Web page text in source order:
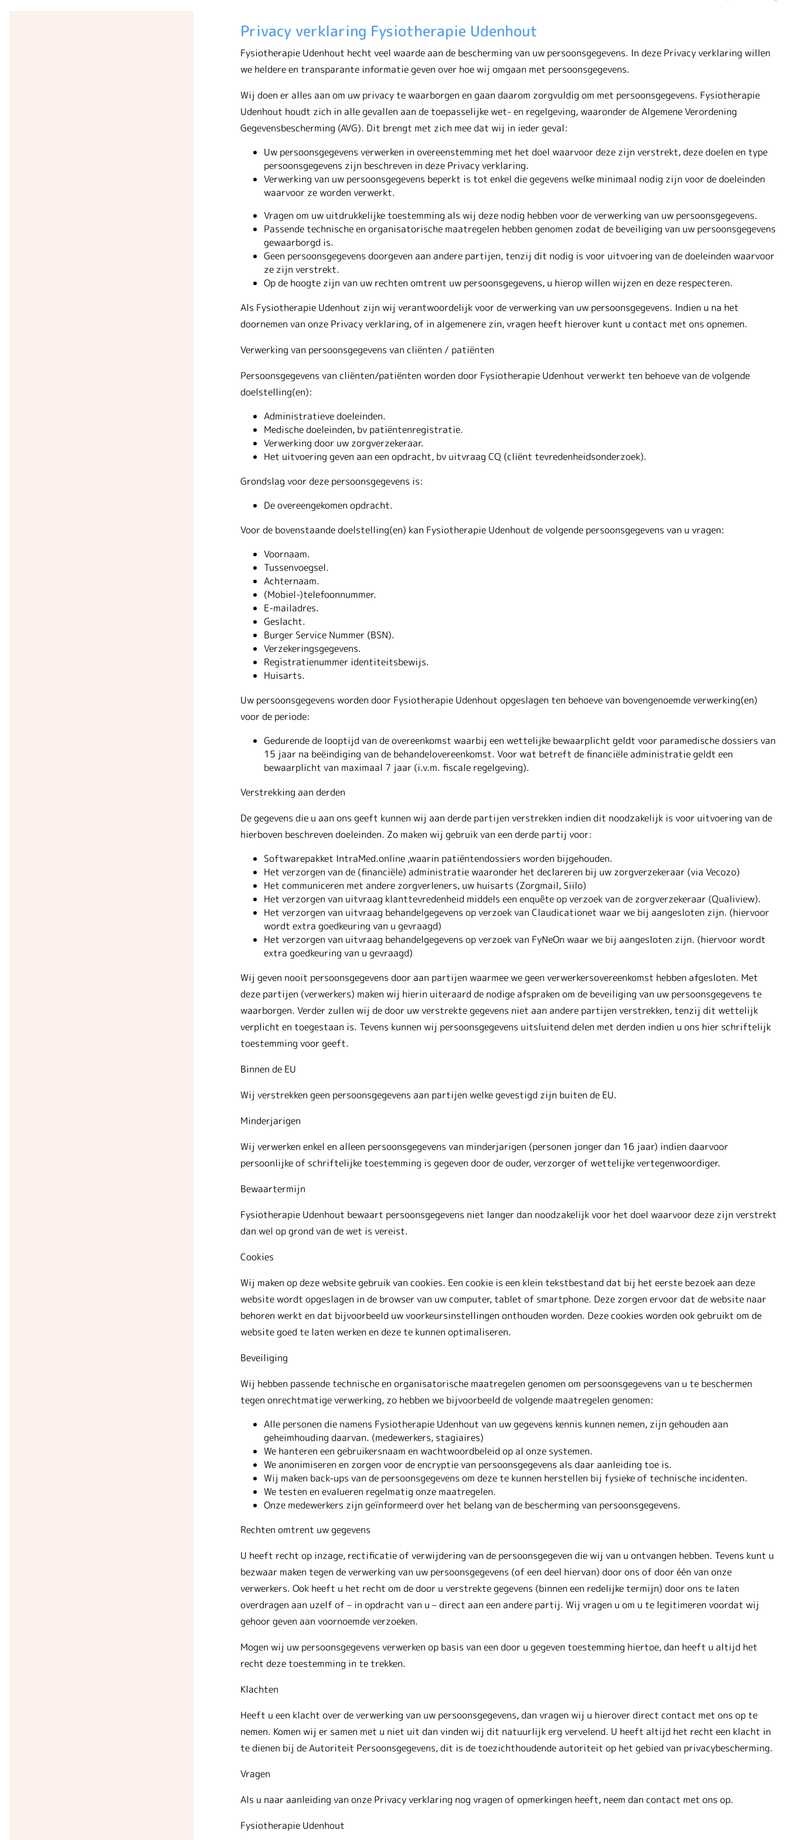
Privacy verklaring Fysiotherapie Udenhout
Fysiotherapie Udenhout hecht veel waarde aan de bescherming van uw persoonsgegevens. In deze Privacy verklaring willen
we heldere en transparante informatie geven over hoe wij omgaan met persoonsgegevens.
Wij doen er alles aan om uw privacy te waarborgen en gaan daarom zorgvuldig om met persoonsgegevens. Fysiotherapie
Udenhout houdt zich in alle gevallen aan de toepasselijke wet- en regelgeving, waaronder de Algemene Verordening
Gegevensbescherming (AVG). Dit brengt met zich mee dat wij in ieder geval:
Uw persoonsgegevens verwerken in overeenstemming met het doel waarvoor deze zijn verstrekt, deze doelen en type
persoonsgegevens zijn beschreven in deze Privacy verklaring.
Verwerking van uw persoonsgegevens beperkt is tot enkel die gegevens welke minimaal nodig zijn voor de doeleinden
waarvoor ze worden verwerkt.
Vragen om uw uitdrukkelijke toestemming als wij deze nodig hebben voor de verwerking van uw persoonsgegevens.
Passende technische en organisatorische maatregelen hebben genomen zodat de beveiliging van uw persoonsgegevens
gewaarborgd is.
Geen persoonsgegevens doorgeven aan andere partijen, tenzij dit nodig is voor uitvoering van de doeleinden waarvoor
ze zijn verstrekt.
Op de hoogte zijn van uw rechten omtrent uw persoonsgegevens, u hierop willen wijzen en deze respecteren.
Als Fysiotherapie Udenhout zijn wij verantwoordelijk voor de verwerking van uw persoonsgegevens. Indien u na het
doornemen van onze Privacy verklaring, of in algemenere zin, vragen heeft hierover kunt u contact met ons opnemen.
Verwerking van persoonsgegevens van cliënten / patiënten
Persoonsgegevens van cliënten/patiënten worden door Fysiotherapie Udenhout verwerkt ten behoeve van de volgende
doelstelling(en):
Administratieve doeleinden.
Medische doeleinden, bv patiëntenregistratie.
Verwerking door uw zorgverzekeraar.
Het uitvoering geven aan een opdracht, bv uitvraag CQ (cliënt tevredenheidsonderzoek).
Grondslag voor deze persoonsgegevens is:
De overeengekomen opdracht.
Voor de bovenstaande doelstelling(en) kan Fysiotherapie Udenhout de volgende persoonsgegevens van u vragen:
Voornaam.
Tussenvoegsel.
Achternaam.
(Mobiel-)telefoonnummer.
E-mailadres.
Geslacht.
Burger Service Nummer (BSN).
Verzekeringsgegevens.
Registratienummer identiteitsbewijs.
Huisarts.
Uw persoonsgegevens worden door Fysiotherapie Udenhout opgeslagen ten behoeve van bovengenoemde verwerking(en)
voor de periode:
Gedurende de looptijd van de overeenkomst waarbij een wettelijke bewaarplicht geldt voor paramedische dossiers van
15 jaar na beëindiging van de behandelovereenkomst. Voor wat betreft de financiële administratie geldt een
bewaarplicht van maximaal 7 jaar (i.v.m. fiscale regelgeving).
Verstrekking aan derden
De gegevens die u aan ons geeft kunnen wij aan derde partijen verstrekken indien dit noodzakelijk is voor uitvoering van de
hierboven beschreven doeleinden. Zo maken wij gebruik van een derde partij voor:
Softwarepakket IntraMed.online ,waarin patiëntendossiers worden bijgehouden.
Het verzorgen van de (financiële) administratie waaronder het declareren bij uw zorgverzekeraar (via Vecozo)
Het communiceren met andere zorgverleners, uw huisarts (Zorgmail, Siilo)
Het verzorgen van uitvraag klanttevredenheid middels een enquête op verzoek van de zorgverzekeraar (Qualiview).
Het verzorgen van uitvraag behandelgegevens op verzoek van Claudicationet waar we bij aangesloten zijn. (hiervoor
wordt extra goedkeuring van u gevraagd)
Het verzorgen van uitvraag behandelgegevens op verzoek van FyNeOn waar we bij aangesloten zijn. (hiervoor wordt
extra goedkeuring van u gevraagd)
Wij geven nooit persoonsgegevens door aan partijen waarmee we geen verwerkersovereenkomst hebben afgesloten. Met
deze partijen (verwerkers) maken wij hierin uiteraard de nodige afspraken om de beveiliging van uw persoonsgegevens te
waarborgen. Verder zullen wij de door uw verstrekte gegevens niet aan andere partijen verstrekken, tenzij dit wettelijk
verplicht en toegestaan is. Tevens kunnen wij persoonsgegevens uitsluitend delen met derden indien u ons hier schriftelijk
toestemming voor geeft.
Binnen de EU
Wij verstrekken geen persoonsgegevens aan partijen welke gevestigd zijn buiten de EU.
Minderjarigen
Wij verwerken enkel en alleen persoonsgegevens van minderjarigen (personen jonger dan 16 jaar) indien daarvoor
persoonlijke of schriftelijke toestemming is gegeven door de ouder, verzorger of wettelijke vertegenwoordiger.
Bewaartermijn
Fysiotherapie Udenhout bewaart persoonsgegevens niet langer dan noodzakelijk voor het doel waarvoor deze zijn verstrekt
dan wel op grond van de wet is vereist.
Cookies
Wij maken op deze website gebruik van cookies. Een cookie is een klein tekstbestand dat bij het eerste bezoek aan deze
website wordt opgeslagen in de browser van uw computer, tablet of smartphone. Deze zorgen ervoor dat de website naar
behoren werkt en dat bijvoorbeeld uw voorkeursinstellingen onthouden worden. Deze cookies worden ook gebruikt om de
website goed te laten werken en deze te kunnen optimaliseren.
Beveiliging
Wij hebben passende technische en organisatorische maatregelen genomen om persoonsgegevens van u te beschermen
tegen onrechtmatige verwerking, zo hebben we bijvoorbeeld de volgende maatregelen genomen:
Alle personen die namens Fysiotherapie Udenhout van uw gegevens kennis kunnen nemen, zijn gehouden aan
geheimhouding daarvan. (medewerkers, stagiaires)
We hanteren een gebruikersnaam en wachtwoordbeleid op al onze systemen.
We anonimiseren en zorgen voor de encryptie van persoonsgegevens als daar aanleiding toe is.
Wij maken back-ups van de persoonsgegevens om deze te kunnen herstellen bij fysieke of technische incidenten.
We testen en evalueren regelmatig onze maatregelen.
Onze medewerkers zijn geïnformeerd over het belang van de bescherming van persoonsgegevens.
Rechten omtrent uw gegevens
U heeft recht op inzage, rectificatie of verwijdering van de persoonsgegeven die wij van u ontvangen hebben. Tevens kunt u
bezwaar maken tegen de verwerking van uw persoonsgegevens (of een deel hiervan) door ons of door één van onze
verwerkers. Ook heeft u het recht om de door u verstrekte gegevens (binnen een redelijke termijn) door ons te laten
overdragen aan uzelf of – in opdracht van u – direct aan een andere partij. Wij vragen u om u te legitimeren voordat wij
gehoor geven aan voornoemde verzoeken.
Mogen wij uw persoonsgegevens verwerken op basis van een door u gegeven toestemming hiertoe, dan heeft u altijd het
recht deze toestemming in te trekken.
Klachten
Heeft u een klacht over de verwerking van uw persoonsgegevens, dan vragen wij u hierover direct contact met ons op te
nemen. Komen wij er samen met u niet uit dan vinden wij dit natuurlijk erg vervelend. U heeft altijd het recht een klacht in
te dienen bij de Autoriteit Persoonsgegevens, dit is de toezichthoudende autoriteit op het gebied van privacybescherming.
Vragen
Als u naar aanleiding van onze Privacy verklaring nog vragen of opmerkingen heeft, neem dan contact met ons op.
Fysiotherapie Udenhout